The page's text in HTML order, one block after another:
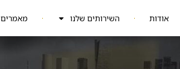
אודות השירותים שלנו מאמרים